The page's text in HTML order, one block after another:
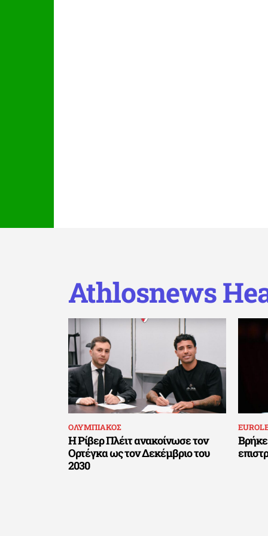
Athlosnews
ΟΛΥΜΠΙΑΚΟΣ
Η Ρίβερ Πλέιτ ανακοίνωσε τον
Ορτέγκα ως τον Δεκέμβριο του
2030